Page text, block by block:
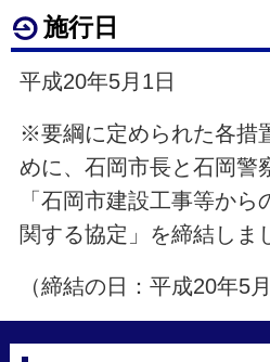
施行日
平成20年5月1日
※要綱に定められた各措
めに、石岡市長と石岡警
「石岡市建設工事等か
関する協定」を締結しま
（締結の日：平成20年5